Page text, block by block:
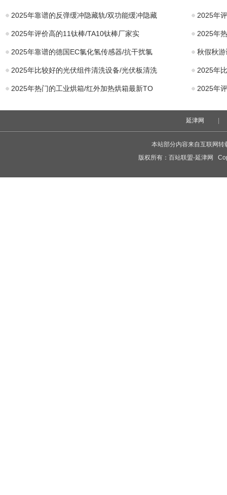
2025年靠谱的反弹缓冲隐藏轨/双功能缓冲隐藏 2025年
2025年评价高的11钛棒/TA10钛棒厂家实 2025年
2025年靠谱的德国EC氯化氢传感器/抗干扰氯 秋假秋游
2025年比较好的光伏组件清洗设备/光伏板清洗 2025年
2025年热门的工业烘箱/红外加热烘箱最新TO 2025年
延津网 |
本站部分内容来自互联网
版权所有： 百站联盟-延津网